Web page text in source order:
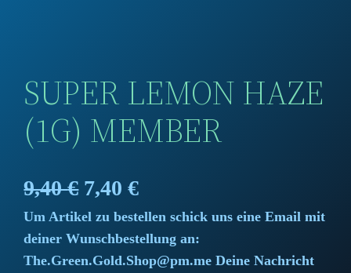
SUPER LEMON HAZE
(1G) MEMBER
9,40€ O
r
i
7,40€C
u
r
Um Artikel zu bestellen schick uns eine Email mit
deiner Wunschbestellung an:
The.Green.Gold.Shop@pm.me Deine Nachricht